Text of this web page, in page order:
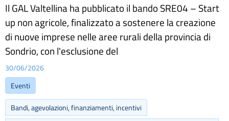
Il GAL Valtellina ha pubblicato il bando SRE04 – Start
up non agricole, finalizzato a sostenere la creazione
di nuove imprese nelle aree rurali della provincia di
Sondrio, con l'esclusione del
30/06/2026
Eventi
Bandi, agevolazioni, finanziamenti, incentivi